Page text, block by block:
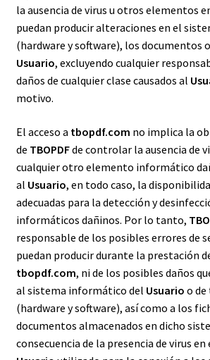
la ausencia de virus u otros elementos
puedan producir alteraciones en el
(hardware y software), los documentos
Usuario, excluyendo cualquier
daños de cualquier clase causados al
motivo.
El acceso a tbopdf.com no implica la
de TBOPDFde controlar la ausencia de
cualquier otro elemento informático
al Usuario, en todo caso, la
adecuadas para la detección y
informáticos dañinos. Por lo tanto,
responsable de los posibles errores de
puedan producir durante la prestación
tbopdf.com, ni de los posibles daños
al sistema informático del Usuario o
(hardware y software), así como a los
documentos almacenados en dicho
consecuencia de la presencia de virus